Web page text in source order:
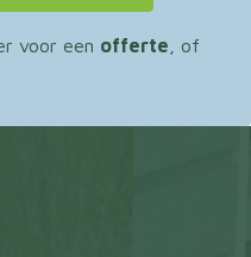
voor een offerte , of